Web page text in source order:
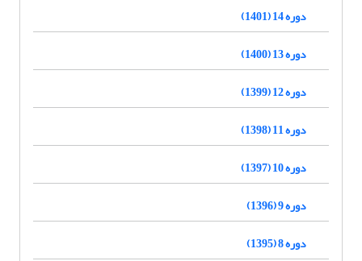
دوره 14 (1401)
دوره 13 (1400)
دوره 12 (1399)
دوره 11 (1398)
دوره 10 (1397)
دوره 9 (1396)
دوره 8 (1395)